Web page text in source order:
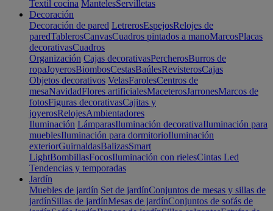
Textil cocina MantelesServilletas
Decoración
Decoración de pared LetrerosEspejosRelojes de
paredTablerosCanvasCuadros pintados a manoMarcosPlacas
decorativasCuadros
Organización Cajas decorativasPercherosBurros de
ropaJoyerosBiombosCestasBaúlesRevisterosCajas
Objetos decorativos VelasFarolesCentros de
mesaNavidadFlores artificialesMaceterosJarronesMarcos de
fotosFiguras decorativasCajitas y
joyerosRelojesAmbientadores
Iluminación LámparasIluminación decorativaIluminación para
mueblesIluminación para dormitorioIluminación
exteriorGuirnaldasBalizasSmart
LightBombillasFocosIluminación con rielesCintas Led
Tendencias y temporadas
Jardín
Muebles de jardín Set de jardínConjuntos de mesas y sillas de
jardínSillas de jardínMesas de jardínConjuntos de sofás de